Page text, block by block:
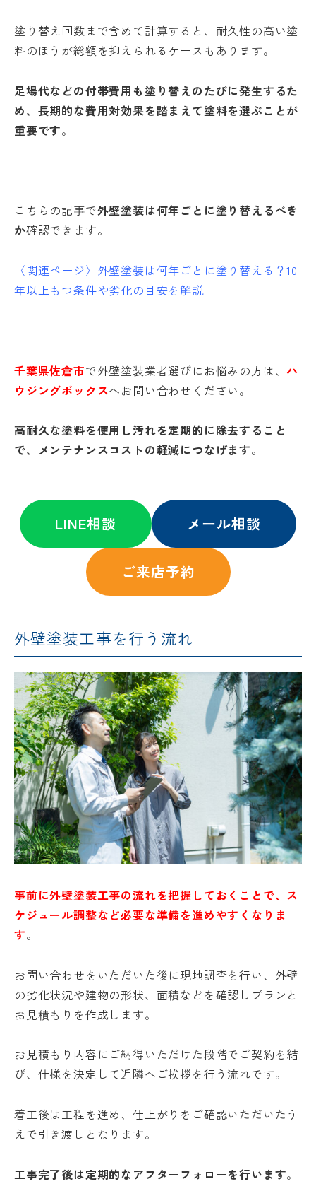
塗り替え回数まで含めて計算すると、耐久性の高い塗
料のほうが総額を抑えられるケースもあります。
足場代などの付帯費用も塗り替えのたびに発生するた
め、長期的な費用対効果を踏まえて塗料を選ぶことが
重要です。
こちらの記事で外壁塗装は何年ごとに塗り替えるべき
か確認できます。
〈関連ページ〉 外壁塗装は何年ごとに塗り替える？10
年以上もつ条件や劣化の目安を解説
千葉県佐倉市で外壁塗装業者選びにお悩みの方は、 ハ
ウジングボックスへお問い合わせください。
高耐久な塗料を使用し汚れを定期的に除去すること
で、メンテナンスコストの軽減につなげます。
LINE相談 メール相談
ご来店予約
外壁塗装工事を行う流れ
事前に外壁塗装工事の流れを把握しておくことで、ス
ケジュール調整など必要な準備を進めやすくなりま
す。
お問い合わせをいただいた後に現地調査を行い、外壁
の劣化状況や建物の形状、面積などを確認しプランと
お見積もりを作成します。
お見積もり内容にご納得いただけた段階でご契約を結
び、仕様を決定して近隣へご挨拶を行う流れです。
着工後は工程を進め、仕上がりをご確認いただいたう
えで引き渡しとなります。
工事完了後は定期的なアフターフォローを行います。